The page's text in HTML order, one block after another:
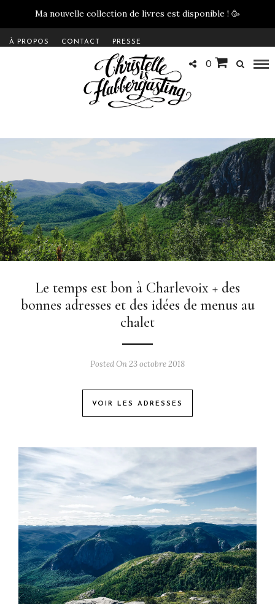
Ma nouvelle collection de livres est disponible ! 🥳
À PROPOS CONTACT PRESSE
0
Le temps est bon à Charlevoix + des
bonnes adresses et des idées de menus au
chalet
Posted On 23 octobre 2018
VOIR LES ADRESSES